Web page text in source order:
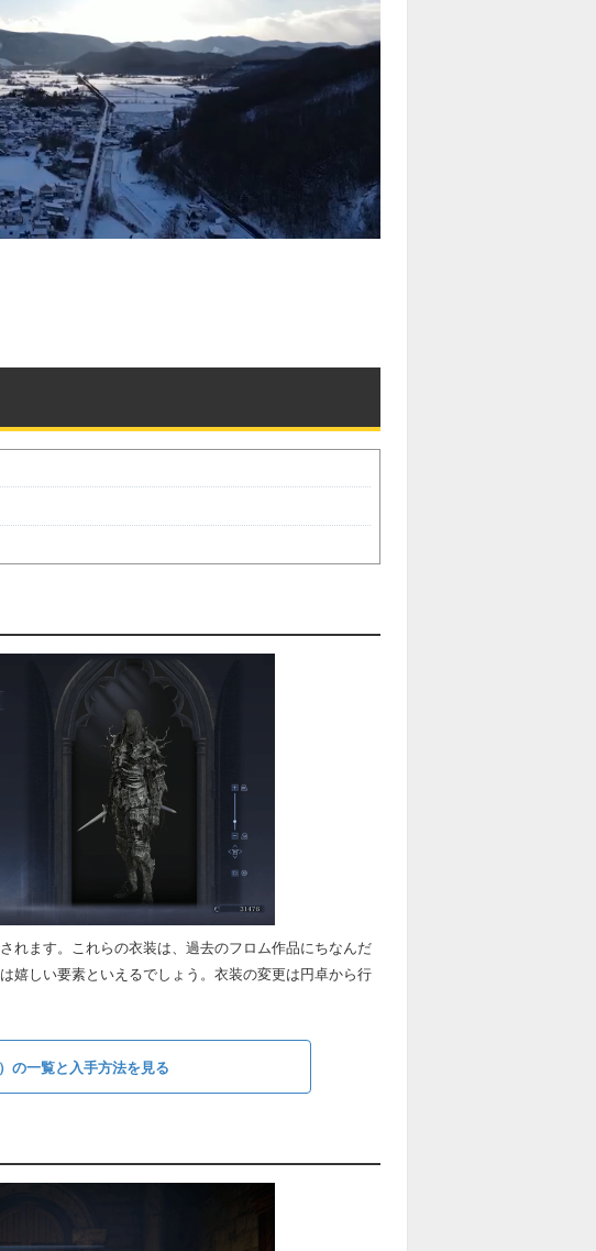
れます。これらの衣装は、過去のフロム作品にちなんだ
嬉しい要素といえるでしょう。衣装の変更は円卓から行
の一覧と入手方法を見る